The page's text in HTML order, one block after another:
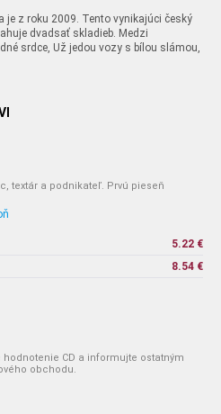
je z roku 2009. Tento vynikajúci český
dvadsať skladieb. Medzi
srdce, Už jedou vozy s bílou slámou,
textár a podnikateľ. Prvú pieseň
5.22 €
8.54 €
hodnotenie CD a informujte ostatným
obchodu.